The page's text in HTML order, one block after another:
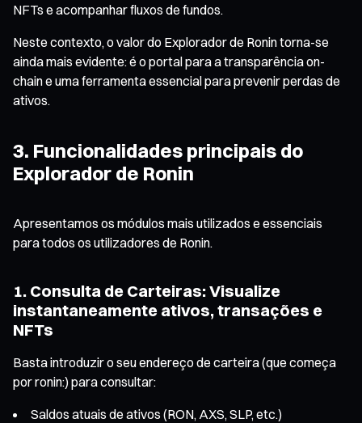
NFTs e acompanhar fluxos de fundos.
Neste contexto, o valor do Explorador de Ronin torna-se
ainda mais evidente: é o portal para a transparência on-
chain e uma ferramenta essencial para prevenir perdas de
ativos.
3. Funcionalidades principais do
Explorador de Ronin
Apresentamos os módulos mais utilizados e essenciais
para todos os utilizadores de Ronin.
1. Consulta de Carteiras: Visualize
instantaneamente ativos, transações e
NFTs
Basta introduzir o seu endereço de carteira (que começa
por ronin:) para consultar:
Saldos atuais de ativos (RON, AXS, SLP, etc.)